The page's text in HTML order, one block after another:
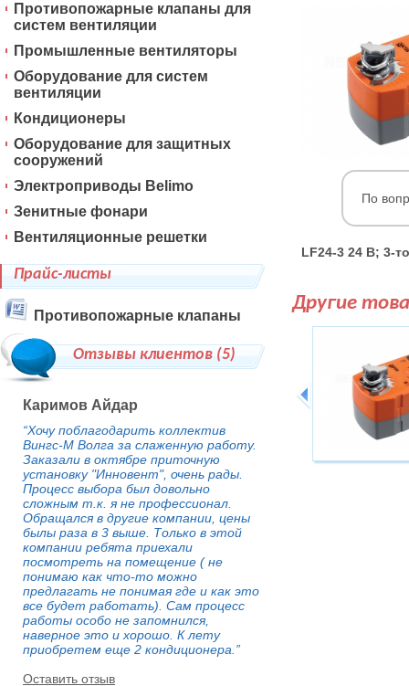
По
LF24-3 24 В; 3-
Другие
Противопожарные клапаны для
систем вентиляции
Промышленные вентиляторы
Оборудование для систем
вентиляции
Кондиционеры
Оборудование для защитных
сооружений
Электроприводы Belimo
Зенитные фонари
Вентиляционные решетки
Прайс-листы
Противопожарные клапаны
Отзывы клиентов (5)
Каримов Айдар
“Хочу поблагодарить коллектив
Вингс-М Волга за слаженную работу.
Заказали в октябре приточную
установку "Инновент", очень рады.
Процесс выбора был довольно
сложным т.к. я не профессионал.
Обращался в другие компании, цены
былы раза в 3 выше. Только в этой
компании ребята приехали
посмотреть на помещение ( не
понимаю как что-то можно
предлагать не понимая где и как это
все будет работать). Сам процесс
работы особо не запомнился,
наверное это и хорошо. К лету
приобретем еще 2 кондиционера.”
Оставить отзыв